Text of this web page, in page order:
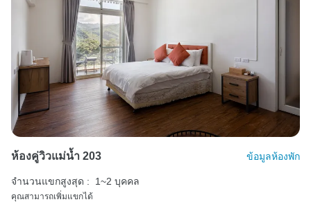
ห้องคู่วิวแม่น้ำ 203 ข้อมูลห้องพัก
จำนวนแขกสูงสุด : 1~2 บุคคล
คุณสามารถเพิ่มแขกได้